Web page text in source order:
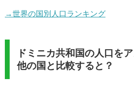
→世界の国別人口ランキング
ドミニカ共和国の人口を
他の国と比較すると？